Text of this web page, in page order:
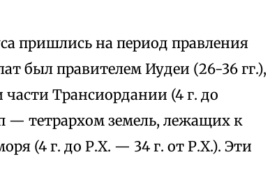
пришлись на период правления
был правителем Иудеи (26-36 гг.),
Трансиордании (4 г. до
— тетрархом земель, лежащих к
(4 г. до Р.Х. — 34 г. от Р.Х.). Эти